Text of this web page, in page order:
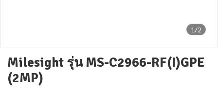
1/2
Milesight รุ่น MS-C2966-RF(I)GPE
(2MP)